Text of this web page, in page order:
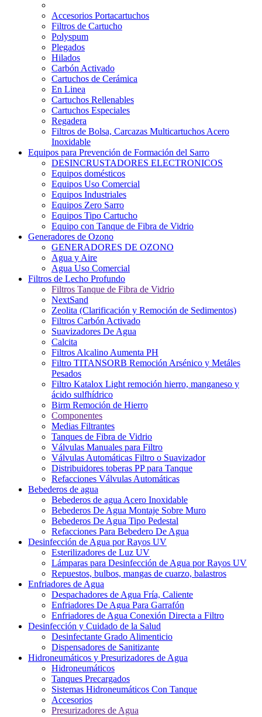
Accesorios Portacartuchos
Filtros de Cartucho
Polyspum
Plegados
Hilados
Carbón Activado
Cartuchos de Cerámica
En Linea
Cartuchos Rellenables
Cartuchos Especiales
Regadera
Filtros de Bolsa, Carcazas Multicartuchos Acero
Inoxidable
Equipos para Prevención de Formación del Sarro
DESINCRUSTADORES ELECTRONICOS
Equipos domésticos
Equipos Uso Comercial
Equipos Industriales
Equipos Zero Sarro
Equipos Tipo Cartucho
Equipo con Tanque de Fibra de Vidrio
Generadores de Ozono
GENERADORES DE OZONO
Agua y Aire
Agua Uso Comercial
Filtros de Lecho Profundo
Filtros Tanque de Fibra de Vidrio
NextSand
Zeolita (Clarificación y Remoción de Sedimentos)
Filtros Carbón Activado
Suavizadores De Agua
Calcita
Filtros Alcalino Aumenta PH
Filtro TITANSORB Remoción Arsénico y Metáles
Pesados
Filtro Katalox Light remoción hierro, manganeso y
ácido sulfhídrico
Birm Remoción de Hierro
Componentes
Medias Filtrantes
Tanques de Fibra de Vidrio
Válvulas Manuales para Filtro
Válvulas Automáticas Filtro o Suavizador
Distribuidores toberas PP para Tanque
Refacciones Válvulas Automáticas
Bebederos de agua
Bebederos de agua Acero Inoxidable
Bebederos De Agua Montaje Sobre Muro
Bebederos De Agua Tipo Pedestal
Refacciones Para Bebedero De Agua
Desinfección de Agua por Rayos UV
Esterilizadores de Luz UV
Lámparas para Desinfección de Agua por Rayos UV
Repuestos, bulbos, mangas de cuarzo, balastros
Enfriadores de Agua
Despachadores de Agua Fría, Caliente
Enfriadores De Agua Para Garrafón
Enfriadores de Agua Conexión Directa a Filtro
Desinfección y Cuidado de la Salud
Desinfectante Grado Alimenticio
Dispensadores de Sanitizante
Hidroneumáticos y Presurizadores de Agua
Hidroneumáticos
Tanques Precargados
Sistemas Hidroneumáticos Con Tanque
Accesorios
Presurizadores de Agua